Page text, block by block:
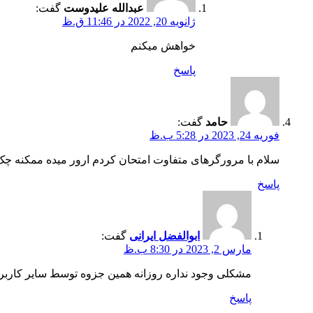
عبدالله علیدوست گفت:
ژانویه 20, 2022 در 11:46 ق.ظ
خواهش میکنم
پاسخ
حامد گفت:
فوریه 24, 2023 در 5:28 ب.ظ
سلام با مرورگرهای متفاوت امتحان کردم ارور میده ممکنه
پاسخ
ابوالفضل ایرانی گفت:
مارس 2, 2023 در 8:30 ب.ظ
مشکلی وجود نداره روزانه همین جزوه توسط سایر کاربرها حدود 100 بار
پاسخ